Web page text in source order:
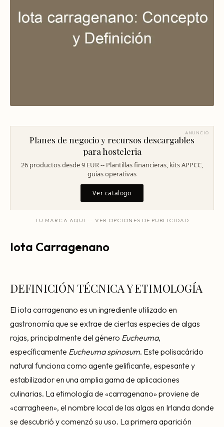
Transformación Digital
Arquitectura Gastronómica
Escandallos de restaurante
Rotación de personal
Cuánto cuesta abrir
Plan de negocio
Permisos en Madrid
Licencias Barcelona
Por qué fracasan
Mi restaurante va a cerrar
Glosario
ANUNCIO
Planes de negocio y recursos descargables
para hosteleria
26 productos desde 9 EUR -- Plantillas financieras, kits APPCC,
guias operativas
Ver catalogo
TU MARCA AQUI -- VER OPCIONES DE PUBLICIDAD
Iota Carragenano
DEFINICIÓN TÉCNICA Y ETIMOLOGÍA
El iota carragenano es un ingrediente utilizado en
gastronomía que se extrae de ciertas especies de algas
rojas, principalmente del género Eucheuma,
específicamente Eucheuma spinosum. Este polisacárido
natural funciona como agente gelificante, espesante y
estabilizador en una amplia gama de aplicaciones
culinarias. La etimología de «carragenano» proviene de
«carragheen», el nombre local de las algas en Irlanda donde
se descubrió y comenzó su uso. La primera aparición